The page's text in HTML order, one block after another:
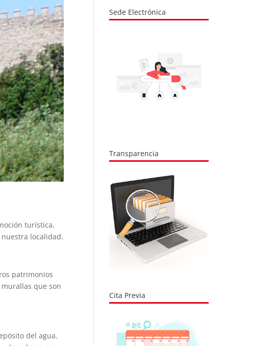
turística,
localidad.
patrimonios
que son
del agua.
Sede Electrónica
Transparencia
Cita Previa